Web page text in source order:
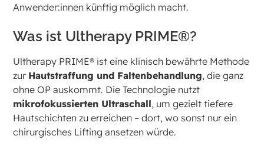
Anwender:innen künftig möglich macht.
Was ist Ultherapy PRIME®?
Ultherapy PRIME® ist eine klinisch bewährte Methode
zur Hautstraffung und Faltenbehandlung, die ganz
ohne OP auskommt. Die Technologie nutzt
mikrofokussierten Ultraschall, um gezielt tiefere
Hautschichten zu erreichen – dort, wo sonst nur ein
chirurgisches Lifting ansetzen würde.